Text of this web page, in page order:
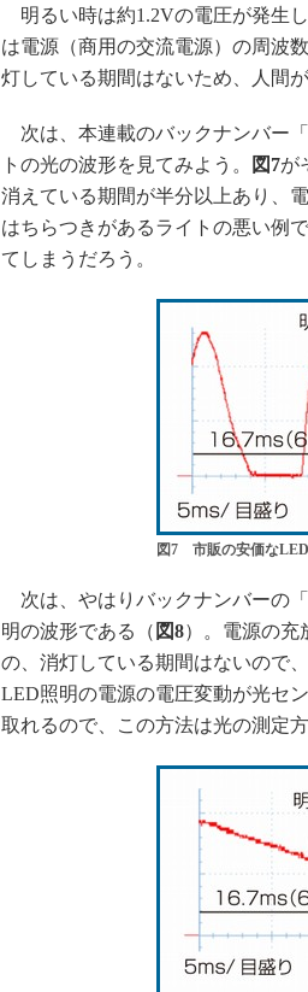
明るい時は約1.2Vの電圧が発生
は電源（商用の交流電源）の周波
灯している期間はないため、人間
次は、本連載のバックナンバー「
トの光の波形を見てみよう。
図7が
消えている期間が半分以上あり、
はちらつきがあるライトの悪い例
てしまうだろう。
図7 市販の安価な
次は、やはりバックナンバーの「
明の波形である（ 図8）。電源の充
の、消灯している期間はないので
LED照明の電源の電圧変動が光セ
取れるので、この方法は光の測定